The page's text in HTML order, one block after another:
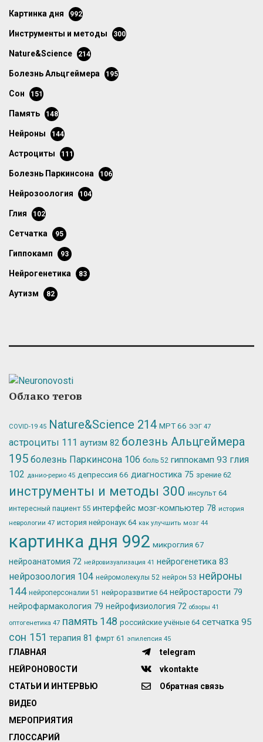
картинка дня 992
инструменты и методы 300
Nature&Science 214
болезнь Альцгеймера 195
сон 151
память 148
нейроны 144
астроциты 111
болезнь Паркинсона 106
нейрозоология 104
глия 102
сетчатка 95
гиппокамп 93
нейрогенетика 83
аутизм 82
Облако тегов
COVID-19 45 Nature&Science 214 МРТ66 ЭЭГ 47
астроциты 111 аутизм 82 болезнь Альцгеймера
195 болезнь Паркинсона 106 боль 52 гиппокамп 93 глия
102 данио-рерио 45 депрессия 66 диагностика 75 зрение 62
инструменты и методы 300 инсульт 64
интересный пациент 55 интерфейс мозг-компьютер 78 история
неврологии 47 история нейронаук 64 как улучшить мозг 44
картинка дня 992 микроглия 67
нейроанатомия 72 нейровизуализация 41 нейрогенетика 83
нейрозоология 104 нейромолекулы 52 нейрон 53 нейроны
144 нейроперсоналии 51 нейроразвитие 64 нейростарости 79
нейрофармакология 79 нейрофизиология 72 обзоры 41
оптогенетика 47 память 148 российские учёные 64 сетчатка 95
сон 151 терапия 81 фмрт 61 эпилепсия 45
ГЛАВНАЯ
НЕЙРОНОВОСТИ
СТАТЬИ И ИНТЕРВЬЮ
ВИДЕО
МЕРОПРИЯТИЯ
ГЛОССАРИЙ
telegram
vkontakte
Обратная связь